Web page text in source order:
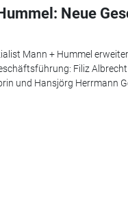
Neue
Mann + Hummel
Filiz
und Hansjörg Herrmann